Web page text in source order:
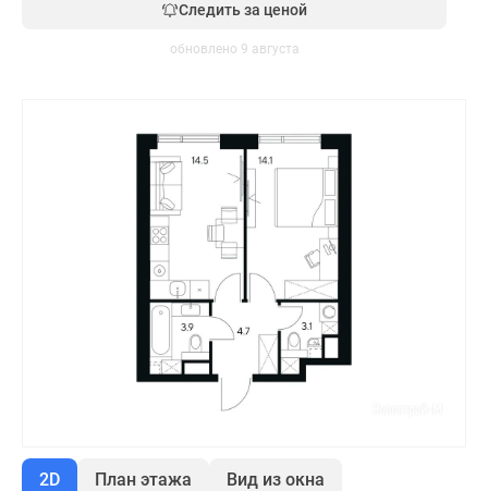
Следить за ценой
обновлено 9 августа
2D План этажа Вид из окна